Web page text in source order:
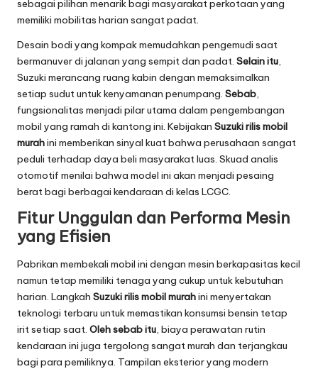
sebagai pilihan menarik bagi masyarakat perkotaan yang
memiliki mobilitas harian sangat padat.
Desain bodi yang kompak memudahkan pengemudi saat
bermanuver di jalanan yang sempit dan padat. Selain itu,
Suzuki merancang ruang kabin dengan memaksimalkan
setiap sudut untuk kenyamanan penumpang. Sebab,
fungsionalitas menjadi pilar utama dalam pengembangan
mobil yang ramah di kantong ini. Kebijakan Suzuki rilis mobil
murahini memberikan sinyal kuat bahwa perusahaan sangat
peduli terhadap daya beli masyarakat luas. Skuad analis
otomotif menilai bahwa model ini akan menjadi pesaing
berat bagi berbagai kendaraan di kelas LCGC.
Fitur Unggulan dan Performa Mesin
yang Efisien
Pabrikan membekali mobil ini dengan mesin berkapasitas kecil
namun tetap memiliki tenaga yang cukup untuk kebutuhan
harian. Langkah Suzuki rilis mobil murahini menyertakan
teknologi terbaru untuk memastikan konsumsi bensin tetap
irit setiap saat. Oleh sebab itu, biaya perawatan rutin
kendaraan ini juga tergolong sangat murah dan terjangkau
bagi para pemiliknya. Tampilan eksterior yang modern